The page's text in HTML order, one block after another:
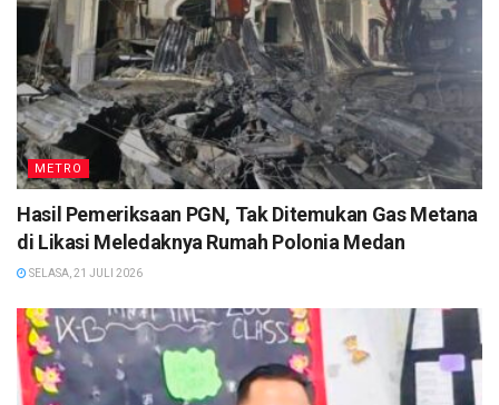
METRO
Hasil Pemeriksaan PGN, Tak Ditemukan Gas Metana
di Likasi Meledaknya Rumah Polonia Medan
SELASA, 21 JULI 2026